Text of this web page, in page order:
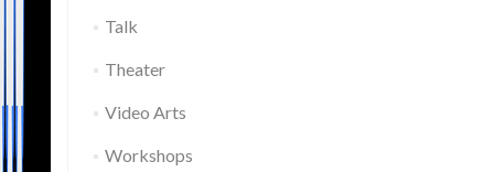
Talk
Theater
Video Arts
Workshops